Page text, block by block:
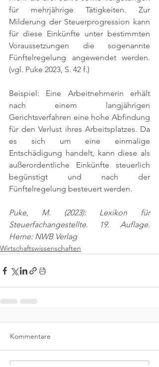
für mehrjährige Tätigkeiten. Zur
Milderung der Steuerprogression kann
für diese Einkünfte unter bestimmten
Voraussetzungen die sogenannte
(vgl. Puke 2023, S. 42 f.)
Beispiel: Eine Arbeitnehmerin erhält
nach einem langjährigen
Gerichtsverfahren eine hohe Abfindung
für den Verlust ihres Arbeitsplatzes. Da
es sich um eine einmalige
Entschädigung handelt, kann diese als
außerordentliche Einkünfte steuerlich
begünstigt und nach der
Fünftelregelung besteuert werden.
Puke, M. (2023): Lexikon für
Steuerfachangestellte. 19. Auflage.
Herne: NWB Verlag
Wirtschaftswissenschaften
Kommentare